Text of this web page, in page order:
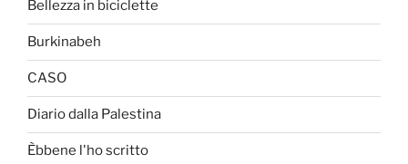
Bellezza in biciclette
Burkinabeh
CASO
Diario dalla Palestina
Èbbene l'ho scritto